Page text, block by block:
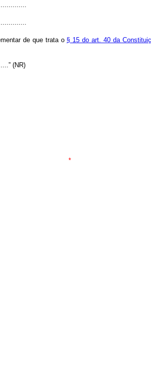
de que trata o § 15 do art. 40 da
(NR)
*